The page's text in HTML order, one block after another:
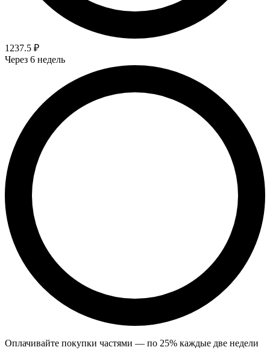
1237.5 ₽
Через 6 недель
Оплачивайте покупки частями — по 25% каждые две недели